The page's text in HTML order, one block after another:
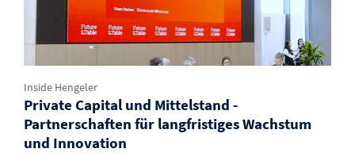
Inside Hengeler
Private Capital und Mittelstand -
Partnerschaften für langfristiges Wachstum
und Innovation